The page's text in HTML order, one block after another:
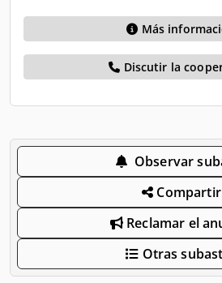
Más
Discutir la
Observar
Compartir
Reclamar el
Otras